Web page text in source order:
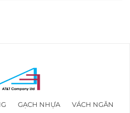
GẠCH NHỰA VÁCH NGĂN